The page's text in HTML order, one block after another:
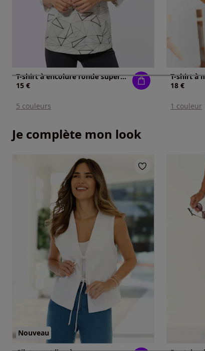
T-shirt à encolure ronde superbe motif graphique
15 €
5 couleurs
18 €
1 couleur
Je complète mon look
Nouveau